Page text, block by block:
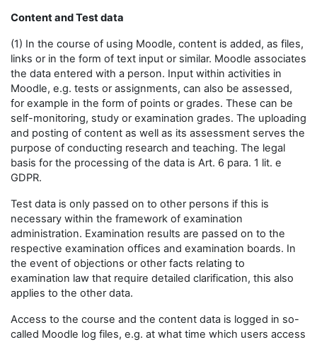
Content and Test data
(1) In the course of using Moodle, content is added, as files,
links or in the form of text input or similar. Moodle associates
the data entered with a person. Input within activities in
Moodle, e.g. tests or assignments, can also be assessed,
for example in the form of points or grades. These can be
self-monitoring, study or examination grades. The uploading
and posting of content as well as its assessment serves the
purpose of conducting research and teaching. The legal
basis for the processing of the data is Art. 6 para. 1 lit. e
GDPR.
Test data is only passed on to other persons if this is
necessary within the framework of examination
administration. Examination results are passed on to the
respective examination offices and examination boards. In
the event of objections or other facts relating to
examination law that require detailed clarification, this also
applies to the other data.
Access to the course and the content data is logged in so-
called Moodle log files, e.g. at what time which users access